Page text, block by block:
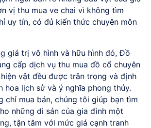
vị thu mua ve chai vì không tìm
uy tín, có đủ kiến thức chuyên môn
giá trị vô hình và hữu hình đó, Đồ
cấp dịch vụ thu mua đồ cổ chuyên
vật đều được trân trọng và định
hoa lịch sử và ý nghĩa phong thủy.
chỉ mua bán, chúng tôi giúp bạn tìm
những di sản của gia đình một
tận tâm với mức giá cạnh tranh